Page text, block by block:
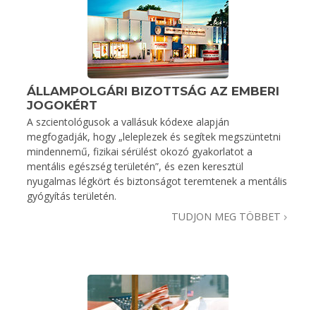
ÁLLAMPOLGÁRI BIZOTTSÁG AZ EMBERI
JOGOKÉRT
A szcientológusok a vallásuk kódexe alapján
megfogadják, hogy „leleplezek és segítek megszüntetni
mindennemű, fizikai sérülést okozó gyakorlatot a
mentális egészség területén”, és ezen keresztül
nyugalmas légkört és biztonságot teremtenek a mentális
gyógyítás területén.
TUDJON MEG TÖBBET